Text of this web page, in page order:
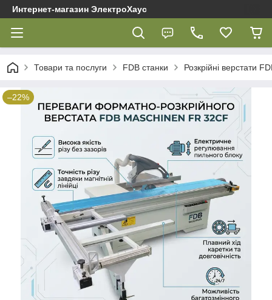
Интернет-магазин ЭлектроХаус
Товари та послуги FDB cтанки Розкрійні верстати
–22%